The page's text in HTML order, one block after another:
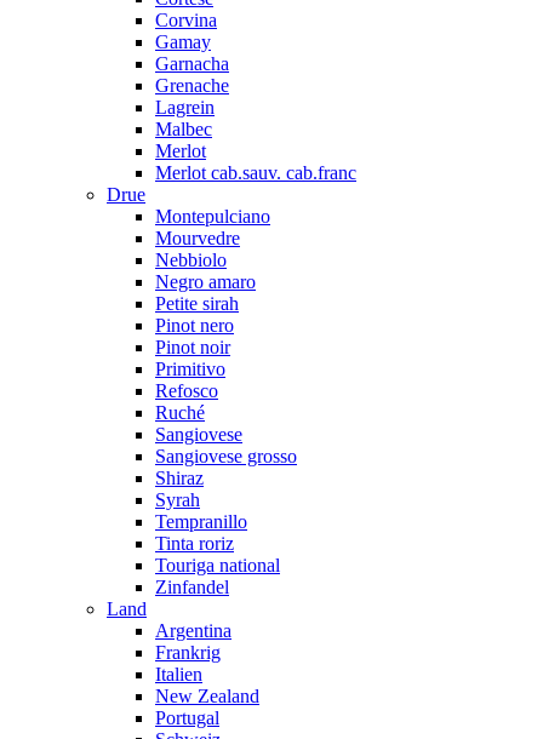
Corvina
Gamay
Garnacha
Grenache
Lagrein
Malbec
Merlot
Merlot cab.sauv. cab.franc
Drue
Montepulciano
Mourvedre
Nebbiolo
Negro amaro
Petite sirah
Pinot nero
Pinot noir
Primitivo
Refosco
Ruché
Sangiovese
Sangiovese grosso
Shiraz
Syrah
Tempranillo
Tinta roriz
Touriga national
Zinfandel
Land
Argentina
Frankrig
Italien
New Zealand
Portugal